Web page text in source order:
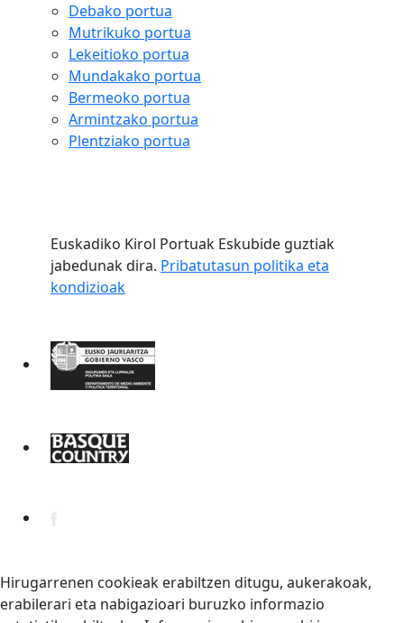
Debako portua
Mutrikuko portua
Lekeitioko portua
Mundakako portua
Bermeoko portua
Armintzako portua
Plentziako portua
Euskadiko Kirol Portuak Eskubide guztiak
jabedunak dira. Pribatutasun politika eta
kondizioak
Hirugarrenen cookieak erabiltzen ditugu, aukerakoak,
erabilerari eta nabigazioari buruzko informazio